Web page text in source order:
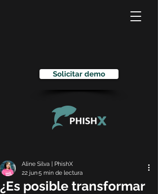
Solicitar demo
¿Es posible transformar
Aline Silva | PhishX
22 jun5 min de lectura